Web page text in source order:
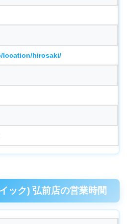
location/hirosaki/
ック) 弘前店の営業時間